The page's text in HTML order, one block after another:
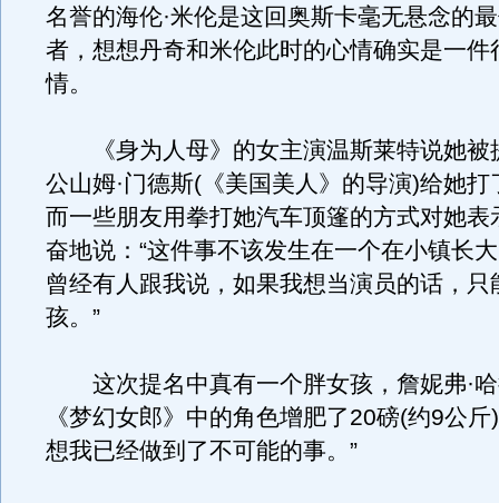
名誉的海伦·米伦是这回奥斯卡毫无悬念的
者，想想丹奇和米伦此时的心情确实是一件
情。
《身为人母》的女主演温斯莱特说她被
公山姆·门德斯(《美国美人》的导演)给她
而一些朋友用拳打她汽车顶篷的方式对她表
奋地说：“这件事不该发生在一个在小镇长
曾经有人跟我说，如果我想当演员的话，只
孩。”
这次提名中真有一个胖女孩，詹妮弗·哈
《梦幻女郎》中的角色增肥了20磅(约9公斤
想我已经做到了不可能的事。”